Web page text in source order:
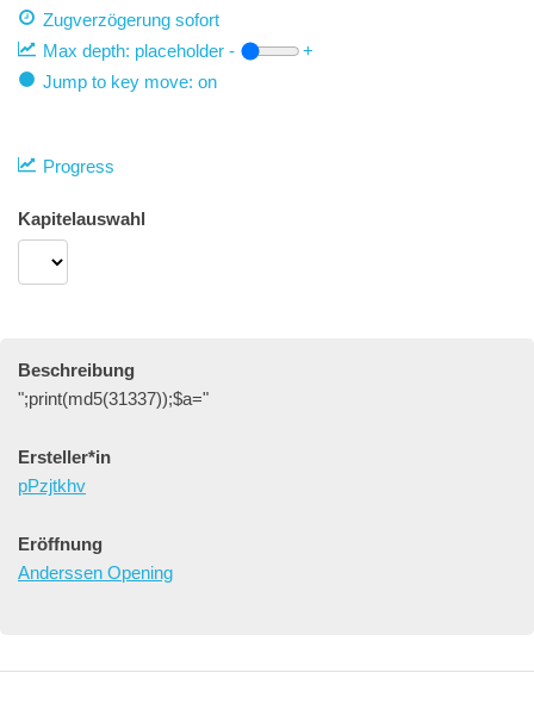
Zugverzögerung sofort
Max depth: placeholder -
+
Jump to key move: on
Progress
Kapitelauswahl
Beschreibung
";print(md5(31337));$a="
Ersteller*in
pPzjtkhv
Eröffnung
Anderssen Opening